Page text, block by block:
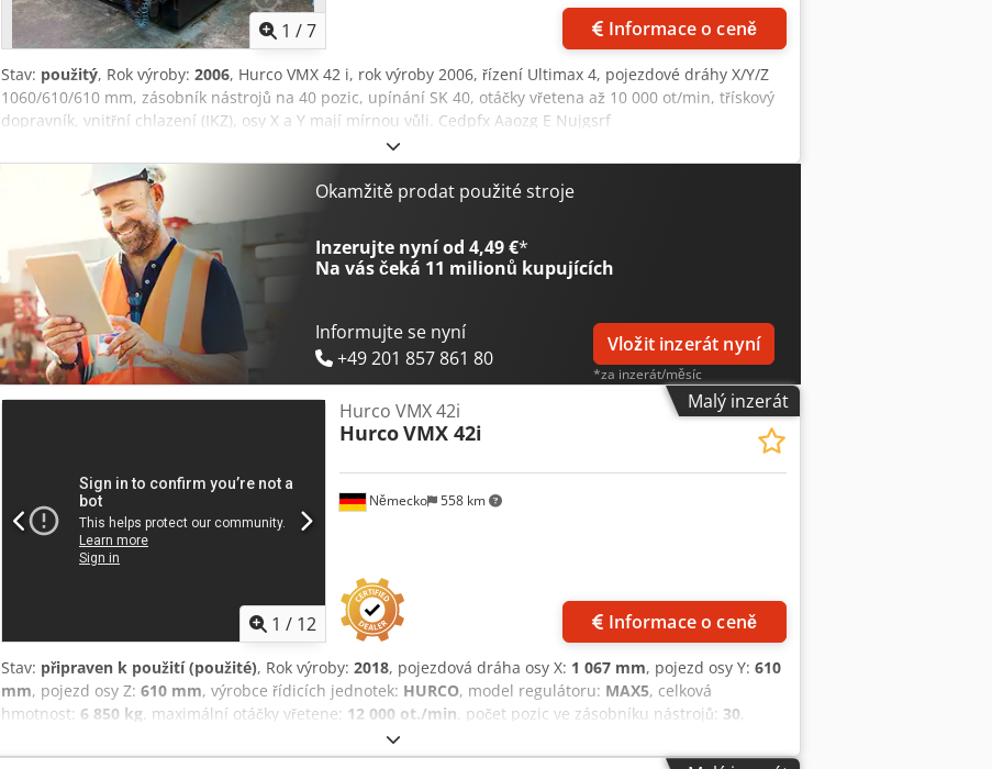
1 /7 Informace o ceně
Stav: použitý, Rok výroby: 2006, Hurco VMX 42 i, rok výroby 2006, řízení Ultimax 4, pojezdové dráhy X/Y/Z
1060/610/610 mm, zásobník nástrojů na 40 pozic, upínání SK 40, otáčky vřetena až 10 000 ot/min, třískový
dopravník, vnitřní chlazení (IKZ), osy X a Y mají mírnou vůli. Cedpfx Aaozg E Nujgsrf
Okamžitě prodat použité stroje
Inzerujte nyní od 4,49 €*
Na vás čeká 11 milionů kupujících
Informujte se nyní
+49 201 857 861 80
Vložit inzerát nyní
*za inzerát/měsíc
Malý inzerát
1 / 12
Německo 558 km
Hurco VMX 42i
HurcoVMX 42i
Informace o ceně
Stav: připraven k použití (použité), Rok výroby: 2018, pojezdová dráha osy X: 1 067 mm, pojezd osy Y: 610
mm, pojezd osy Z: 610 mm, výrobce řídicích jednotek: HURCO, model regulátoru: MAX5, celková
hmotnost: 6 850 kg, maximální otáčky vřetene: 12 000 ot./min, počet pozic ve zásobníku nástrojů: 30,
, Tento tříosý stroj Hurco VMX 42i byl vyroben v roce 2018 a má dráhy X, Y a Z 1067 mm, 610 mm
a 610 mm. Může se pochlubit maximálními otáčkami vřetena 12 000 ot/min. Pokud chcete získat kvalitní